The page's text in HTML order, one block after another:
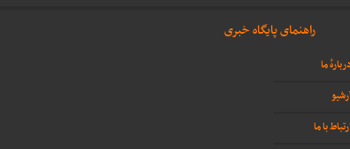
راهنمای پایگاه خبری
دربارهٔ ما
با ما